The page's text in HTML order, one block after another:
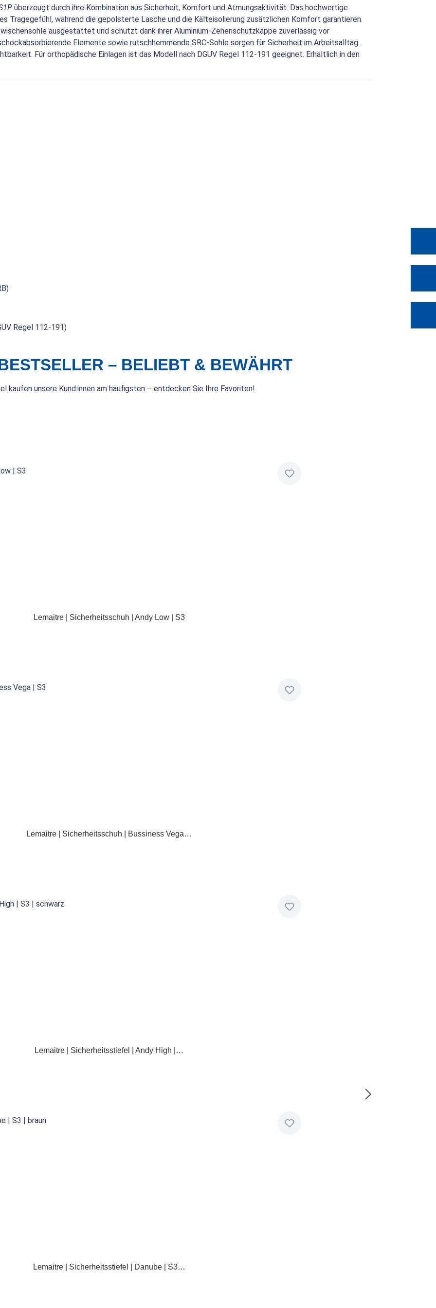
überzeugt durch ihre Kombination aus Sicherheit, Komfort und Atmungsaktivität. Das hochwertige
Tragegefühl, während die gepolsterte Lasche und die Kälteisolierung zusätzlichen Komfort garantieren.
ausgestattet und schützt dank ihrer Aluminium-Zehenschutzkappe zuverlässig vor
Elemente sowie rutschhemmende SRC-Sohle sorgen für Sicherheit im Arbeitsalltag.
Für orthopädische Einlagen ist das Modell nach DGUV Regel 112-191 geeignet. Erhältlich in den
Regel 112-191)
– BELIEBT & BEWÄHRT
kaufen unsere Kund:innen am häufigsten – entdecken Sie Ihre Favoriten!
DETAILS
Lemaitre | Sicherheitsschuh | Andy Low | S3
DETAILS
Lemaitre | Sicherheitsschuh | Bussiness Vega…
DETAILS
Lemaitre | Sicherheitsstiefel | Andy High |…
DETAILS
Lemaitre | Sicherheitsstiefel | Danube | S3…